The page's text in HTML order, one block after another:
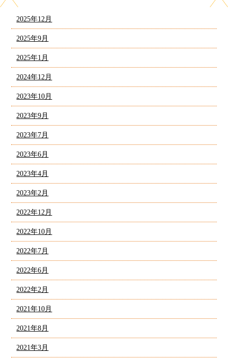
2025年12月
2025年9月
2025年1月
2024年12月
2023年10月
2023年9月
2023年7月
2023年6月
2023年4月
2023年2月
2022年12月
2022年10月
2022年7月
2022年6月
2022年2月
2021年10月
2021年8月
2021年3月